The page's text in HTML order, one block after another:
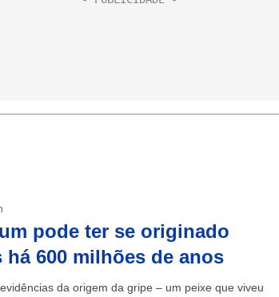
pode ter se originado
há 600 milhões de anos
da origem da gripe – um peixe que viveu